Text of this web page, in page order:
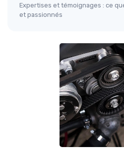
Expertises et témoignages : ce
et passionnés